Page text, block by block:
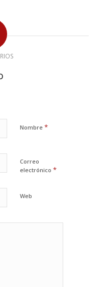
Nombre *
Correo
electrónico *
Web